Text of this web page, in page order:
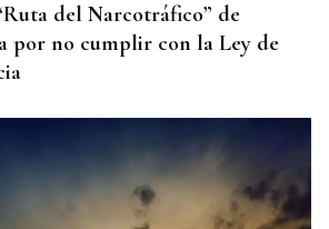
del Narcotráfico” de
por no cumplir con la Ley de